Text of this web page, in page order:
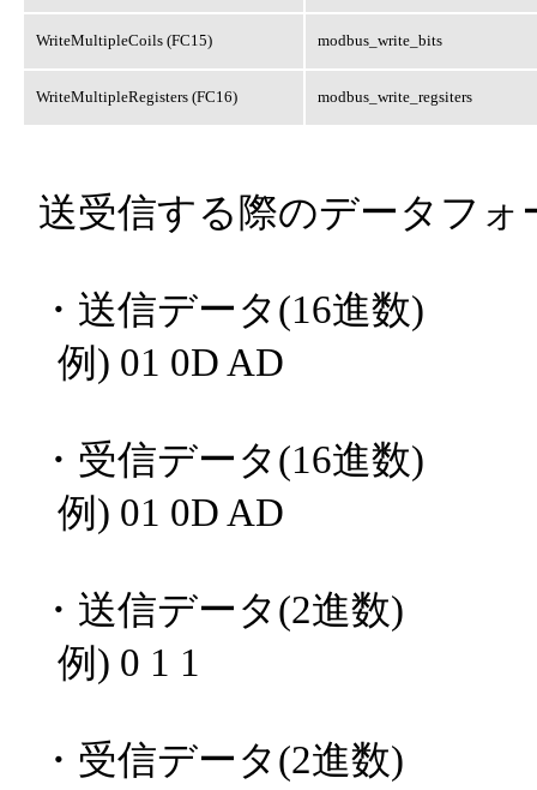
WriteMultipleCoils (FC15) modbus_write_bits
WriteMultipleRegisters (FC16) modbus_write_regsiters
送受信する際のデータフ
・送信データ(16進数)
例) 01 0D AD
・受信データ(16進数)
例) 01 0D AD
・送信データ(2進数)
例) 0 1 1
・受信データ(2進数)